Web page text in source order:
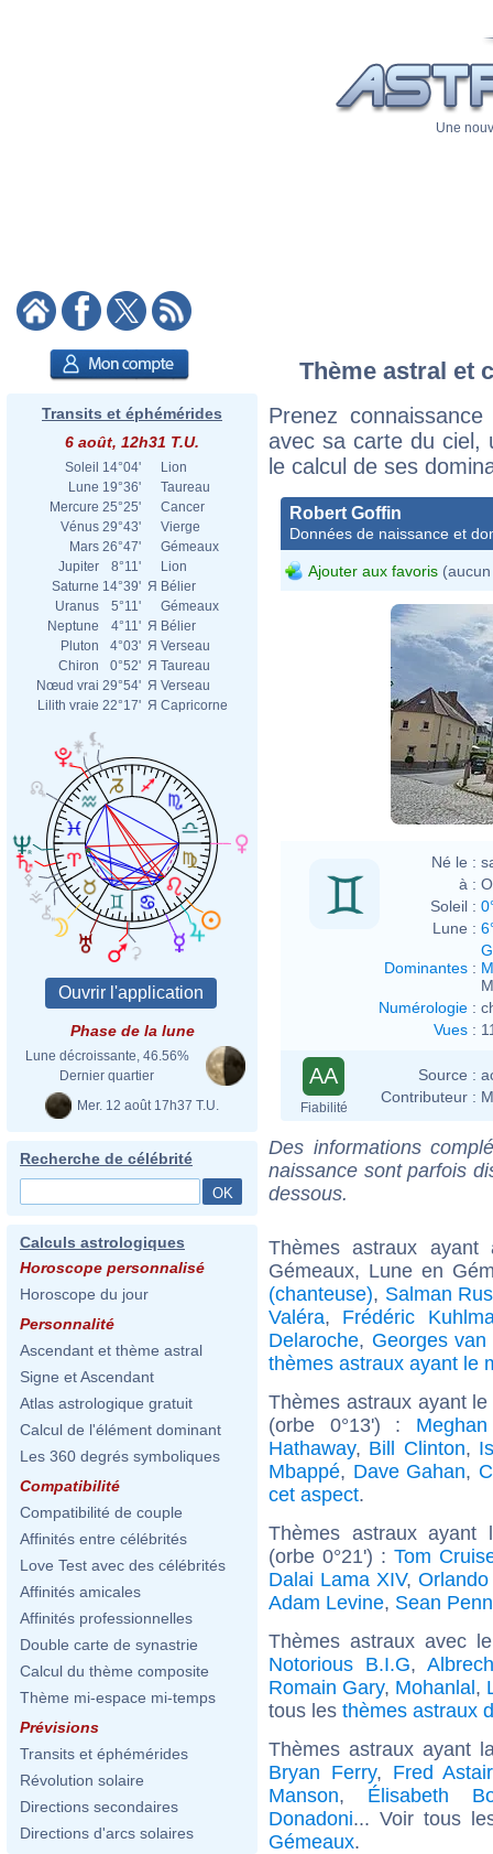
Une
Transits et éphémérides
6 août, 12h31 T.U.
Soleil 14°04'
Lion
Lune 19°36'
Taureau
Mercure 25°25'
Cancer
Vénus 29°43'
Vierge
Mars 26°47'
Gémeaux
Jupiter
8°11'
Lion
Saturne 14°39' Я Bélier
Uranus
5°11'
Gémeaux
Neptune
4°11' Я Bélier
Pluton
4°03' Я Verseau
Chiron
0°52' Я Taureau
Nœud vrai 29°54' Я Verseau
Lilith vraie 22°17' Я Capricorne
Phase de la lune
Lune décroissante, 46.56%
Dernier quartier
Mer. 12 août 17h37 T.U.
Recherche de célébrité
Calculs astrologiques
Horoscope personnalisé
Horoscope du jour
Personnalité
Ascendant et thème astral
Signe et Ascendant
Atlas astrologique gratuit
Calcul de l'élément dominant
Les 360 degrés symboliques
Compatibilité
Compatibilité de couple
Affinités entre célébrités
Love Test avec des célébrités
Affinités amicales
Affinités professionnelles
Double carte de synastrie
Calcul du thème composite
Thème mi-espace mi-temps
Prévisions
Transits et éphémérides
Révolution solaire
Directions secondaires
Directions d'arcs solaires
Thème astral et
Prenez
avec sa carte du ciel,
le calcul de ses
Robert Goffin
Données de naissance et
Ajouter aux favoris
Né le :
à :
Soleil :
Lune :
Dominantes :
Numérologie :
Vues :
AA
Fiabilité
Source :
Contributeur :
Des informations
naissance sont parfois
dessous.
Thèmes astraux
Gémeaux, Lune en
(chanteuse), Salman
Valéra, Frédéric
Delaroche, Georges van
thèmes astraux ayant le
Thèmes astraux ayant
(orbe 0°13') :
Hathaway, Bill Clinton,
Mbappé, Dave Gahan,
cet aspect.
Thèmes astraux ayant
(orbe 0°21') :Tom
Dalai Lama XIV,
Adam Levine, Sean Penn
Thèmes astraux avec
Notorious B.I.G,
Romain Gary, Mohanlal,
tous les thèmes astraux
Thèmes astraux ayant
Bryan Ferry, Fred
Manson, Élisabeth
Donadoni... Voir tous
Gémeaux.